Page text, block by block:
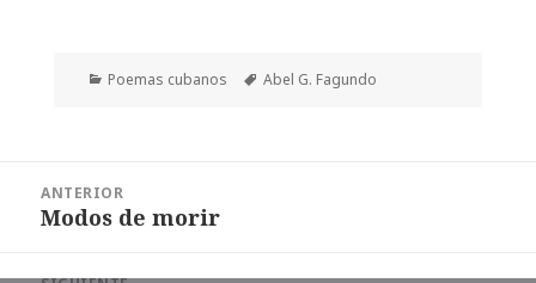
Categorías
Poemas cubanos Etiquetas
Abel G. Fagundo
entradas
ANTERIOR
Entrada
Modos de morir